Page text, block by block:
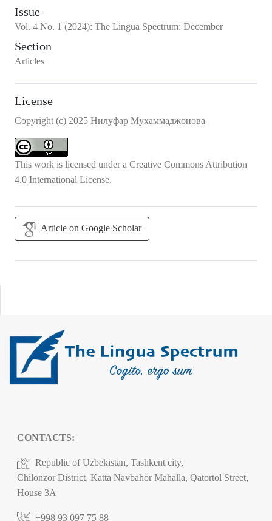
Issue
Vol. 4 No. 1 (2024): The Lingua Spectrum: December
Section
Articles
License
Copyright (c) 2025 Нилуфар Мухаммаджонова
This work is licensed under a Creative Commons Attribution
4.0 International License.
Article on Google Scholar
CONTACTS:
Republic of Uzbekistan, Tashkent city,
Chilonzor District, Katta Navbahor Mahalla, Qatortol Street,
House 3A
+998 93 097 75 88